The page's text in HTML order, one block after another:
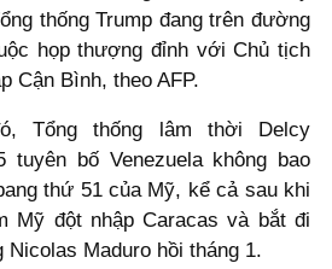
thống Trump đang trên đường
họp thượng đỉnh với Chủ tịch
Cận Bình, theo AFP.
Tổng thống lâm thời Delcy
tuyên bố Venezuela không bao
thứ 51 của Mỹ, kể cả sau khi
Mỹ đột nhập Caracas và bắt đi
Nicolas Maduro hồi tháng 1.